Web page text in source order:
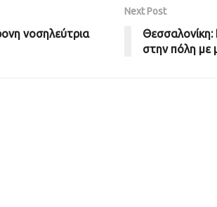
νοσηλεύτρια
Next Post
στην πόλη με